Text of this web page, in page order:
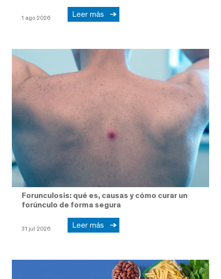
1 ago 2026 Leer más
Forunculosis: qué es, causas y cómo curar un
forúnculo de forma segura
31 jul 2026 Leer más